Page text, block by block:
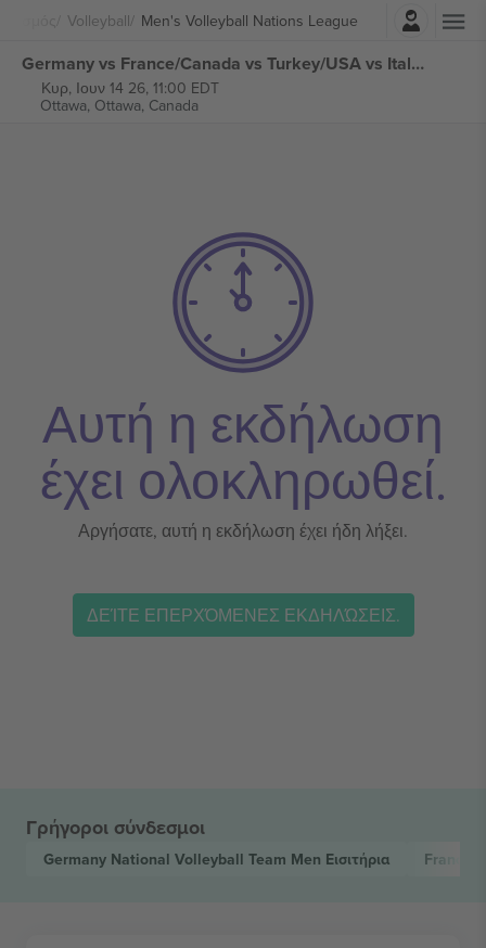
Volleyball Men's Volleyball Nations League
Σύνδεση
Germany vs France/Canada vs Turkey/USA vs Italy Men's Volleyball Nations League εισιτήρια
Κυρ, Ιουν 14 26, 11:00 EDT
Ottawa, Ottawa, Canada
Αυτή η εκδήλωση
έχει ολοκληρωθεί.
Αργήσατε, αυτή η εκδήλωση έχει ήδη λήξει.
ΔΕΊΤΕ ΕΠΕΡΧΌΜΕΝΕΣ ΕΚΔΗΛΏΣΕΙΣ.
Γρήγοροι σύνδεσμοι
Germany National Volleyball Team Men Εισιτήρια France